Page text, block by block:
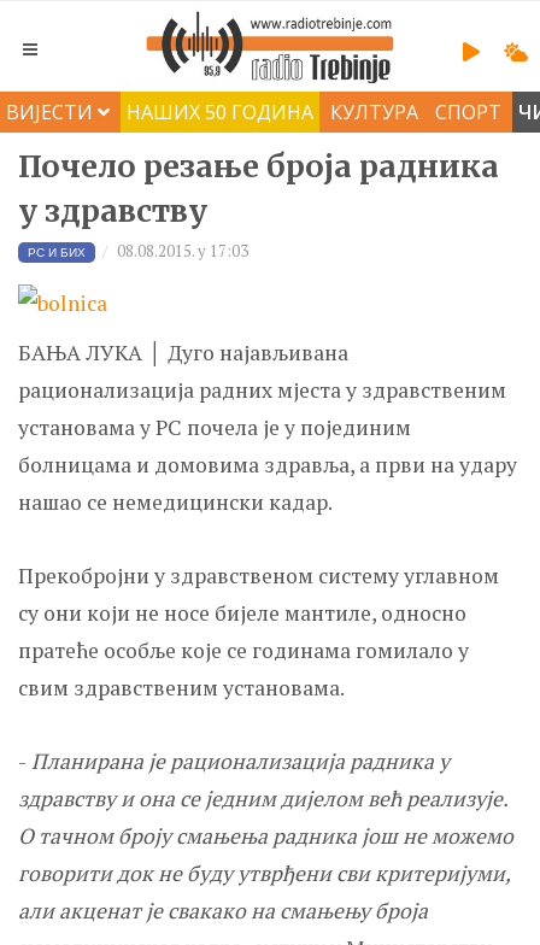
ВИЈЕСТИ НАШИХ 50 ГОДИНА КУЛТУРА СПОРТ
Почело резање броја радника
у здравству
РС И БИХ 08.08.2015. у 17:03
БАЊА ЛУКА │ Дуго најављивана
рационализација радних мјеста у здравственим
установама у РС почела је у појединим
болницама и домовима здравља, а први на удару
нашао се немедицински кадар.
Прекобројни у здравственом систему углавном
су они који не носе бијеле мантиле, односно
пратеће особље које се годинама гомилало у
свим здравственим установама.
- Планирана је рационализација радника у
здравству и она се једним дијелом већ реализује.
О тачном броју смањења радника још не можемо
говорити док не буду утврђени сви критеријуми,
али акценат је свакако на смањењу броја